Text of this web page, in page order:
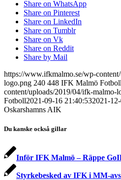
Share on WhatsApp
Share on Pinterest
Share on LinkedIn
Share on Tumblr
Share on Vk
Share on Reddit
Share by Mail
https://www.ifkmalmo.se/wp-
logo.png 240 448 IFK Malmö Fotboll
content/uploads/2019/04/ifk-malmo-
Fotboll2021-09-16 21:40:532021-
Oskarshamns AIK
Du kanske också gillar
Inför IFK Malmö – Räppe
Styrkebesked av IFK i MM-